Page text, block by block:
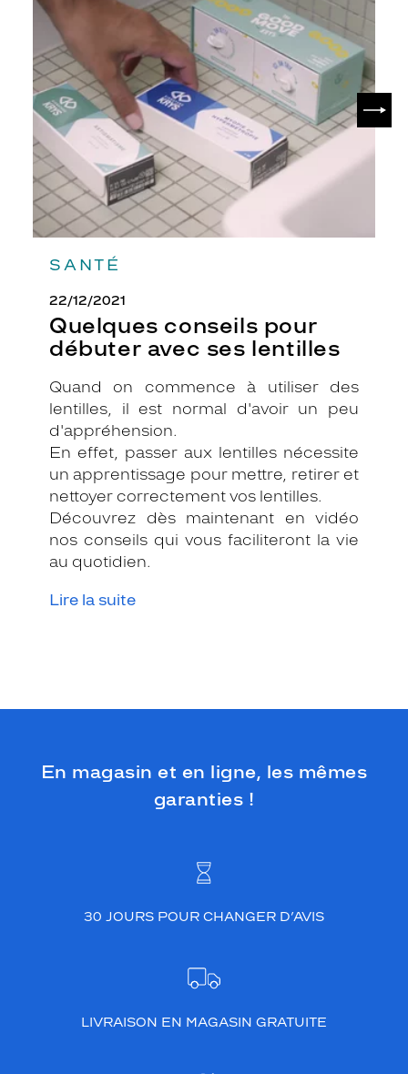
SANTÉ
22/12/2021
Quelques conseils pour
débuter avec ses lentilles
Quand on commence à utiliser des
lentilles, il est normal d'avoir un peu
d'appréhension.
En effet, passer aux lentilles nécessite
un apprentissage pour mettre, retirer et
nettoyer correctement vos lentilles.
Découvrez dès maintenant en vidéo
nos conseils qui vous faciliteront la vie
au quotidien.
Lire la suite
Quelques
conseils
pour
débuter
avec
ses
lentilles
En magasin et en ligne, les mêmes
garanties !
30 JOURS POUR CHANGER D’AVIS
LIVRAISON EN MAGASIN GRATUITE